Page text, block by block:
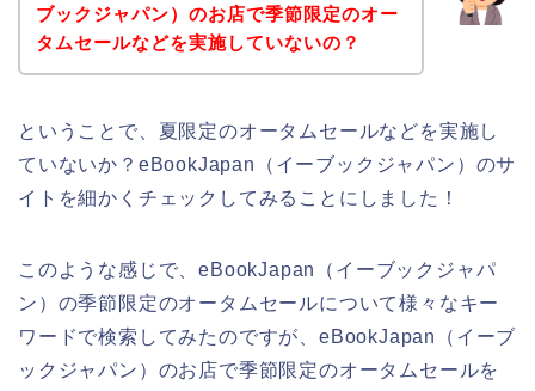
ブックジャパン）のお店で季節限定のオー
タムセールなどを実施していないの？
ということで、夏限定のオータムセールなどを実施し
ていないか？eBookJapan（イーブックジャパン）のサ
イトを細かくチェックしてみることにしました！
このような感じで、eBookJapan（イーブックジャパ
ン）の季節限定のオータムセールについて様々なキー
ワードで検索してみたのですが、eBookJapan（イーブ
ックジャパン）のお店で季節限定のオータムセールを